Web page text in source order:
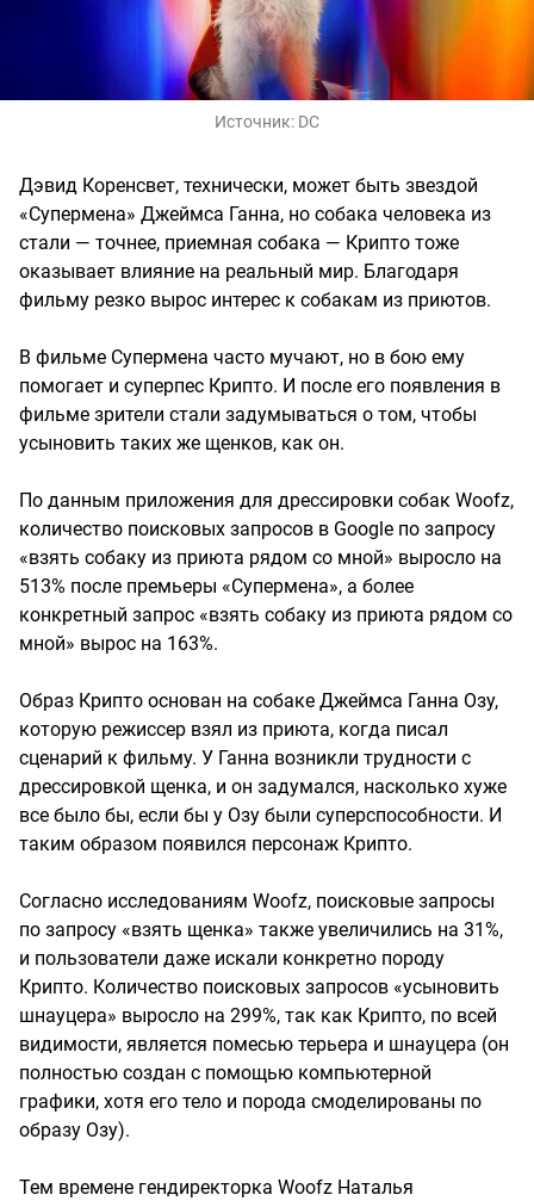
Источник: DC
Дэвид Коренсвет, технически, может быть звездой
«Супермена» Джеймса Ганна, но собака человека из
стали — точнее, приемная собака — Крипто тоже
оказывает влияние на реальный мир. Благодаря
фильму резко вырос интерес к собакам из приютов.
В фильме Супермена часто мучают, но в бою ему
помогает и суперпес Крипто. И после его появления в
фильме зрители стали задумываться о том, чтобы
усыновить таких же щенков, как он.
По данным приложения для дрессировки собак Woofz,
количество поисковых запросов в Google по запросу
«взять собаку из приюта рядом со мной» выросло на
513% после премьеры «Супермена», а более
конкретный запрос «взять собаку из приюта рядом со
мной» вырос на 163%.
Образ Крипто основан на собаке Джеймса Ганна Озу,
которую режиссер взял из приюта, когда писал
сценарий к фильму. У Ганна возникли трудности с
дрессировкой щенка, и он задумался, насколько хуже
все было бы, если бы у Озу были суперспособности. И
таким образом появился персонаж Крипто.
Согласно исследованиям Woofz, поисковые запросы
по запросу «взять щенка» также увеличились на 31%,
и пользователи даже искали конкретно породу
Крипто. Количество поисковых запросов «усыновить
шнауцера» выросло на 299%, так как Крипто, по всей
видимости, является помесью терьера и шнауцера (он
полностью создан с помощью компьютерной
графики, хотя его тело и порода смоделированы по
образу Озу).
Тем времене гендиректорка Woofz Наталья